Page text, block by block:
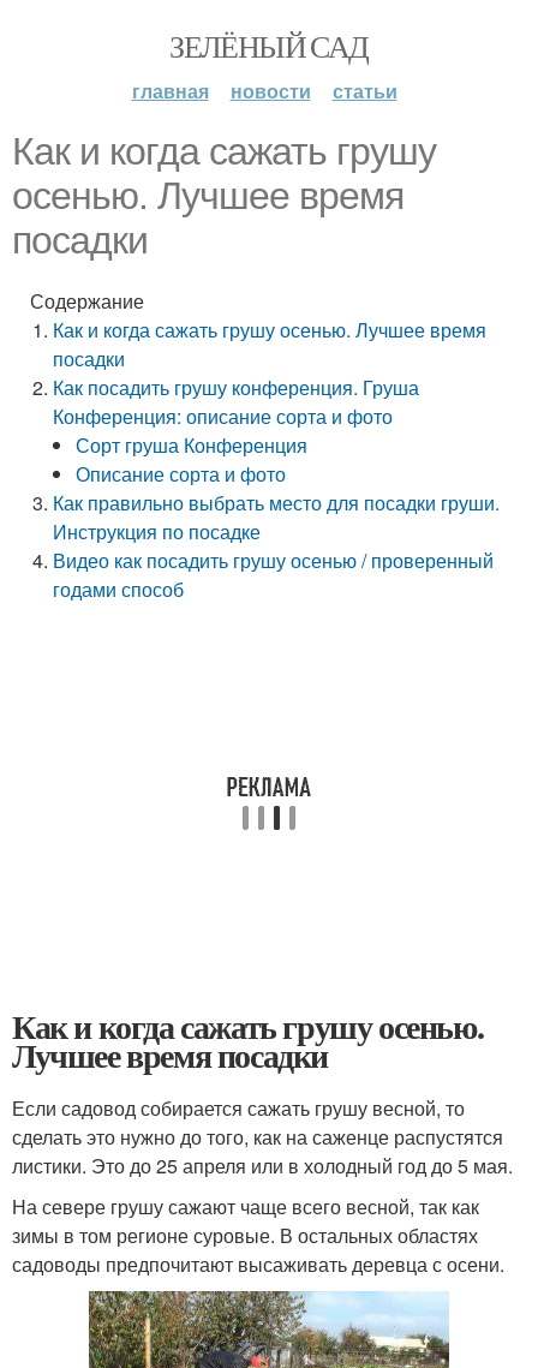
ЗЕЛЁНЫЙ САД
главная новости статьи
Как и когда сажать грушу
осенью. Лучшее время
посадки
Содержание
Как и когда сажать грушу осенью. Лучшее время
посадки
Как посадить грушу конференция. Груша
Конференция: описание сорта и фото
Сорт груша Конференция
Описание сорта и фото
Как правильно выбрать место для посадки груши.
Инструкция по посадке
Видео как посадить грушу осенью / проверенный
годами способ
Как и когда сажать грушу осенью.
Лучшее время посадки
Если садовод собирается сажать грушу весной, то
сделать это нужно до того, как на саженце распустятся
листики. Это до 25 апреля или в холодный год до 5 мая.
На севере грушу сажают чаще всего весной, так как
зимы в том регионе суровые. В остальных областях
садоводы предпочитают высаживать деревца с осени.